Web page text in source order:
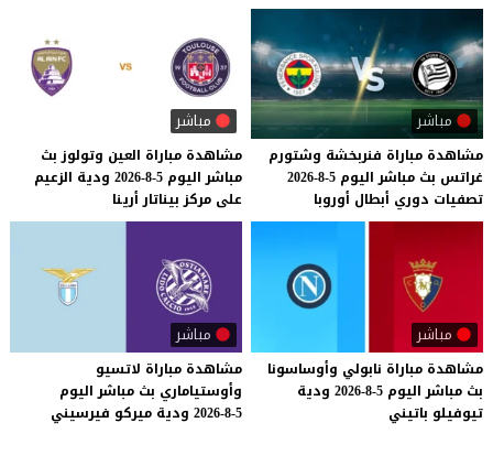
مباشر
مشاهدة مباراة فنربخشة وشتورم
غراتس بث مباشر اليوم 5-8-2026
تصفيات دوري أبطال أوروبا
مباشر
مشاهدة مباراة العين وتولوز بث
مباشر اليوم 5-8-2026 ودية الزعيم
على مركز بيناتار أرينا
مباشر
مشاهدة مباراة نابولي وأوساسونا
بث مباشر اليوم 5-8-2026
ودية
تيوفيلو باتيني
مباشر
مشاهدة مباراة لاتسيو
وأوستياماري بث مباشر اليوم
5-8-2026
ودية ميركو فيرسيني